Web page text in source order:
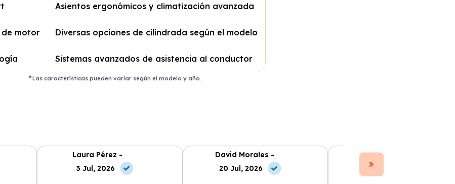
Asientos ergonómicos y climatización avanzada
de motor Diversas opciones de cilindrada según el modelo
Sistemas avanzados de asistencia al conductor
Las características pueden variar según el modelo y año.
Laura Pérez -
3 Jul, 2026
David Morales -
20 Jul, 2026
Ana Ruiz -
10 May, 2026